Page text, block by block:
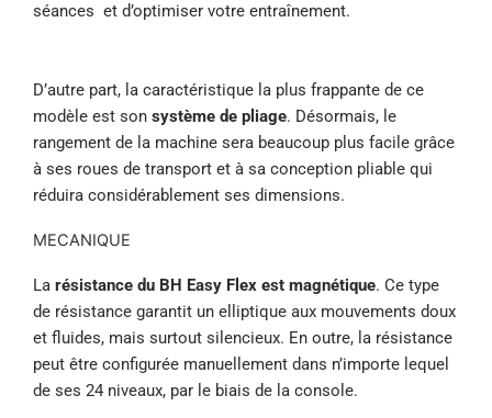
séances et d’optimiser votre entraînement.
D’autre part, la caractéristique la plus frappante de ce
modèle est son système de pliage. Désormais, le
rangement de la machine sera beaucoup plus facile grâce
à ses roues de transport et à sa conception pliable qui
réduira considérablement ses dimensions.
MECANIQUE
La résistance du BH Easy Flex est magnétique. Ce type
de résistance garantit un elliptique aux mouvements doux
et fluides, mais surtout silencieux. En outre, la résistance
peut être configurée manuellement dans n’importe lequel
de ses 24 niveaux, par le biais de la console.